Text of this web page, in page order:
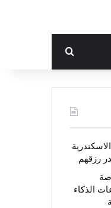
بحث عن
الاسكندرية
رزقهم
الذكاء